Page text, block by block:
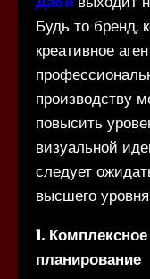
Будь то бренд,
креативное
производству
повысить
визуальной
следует
высшего
1.
планирование